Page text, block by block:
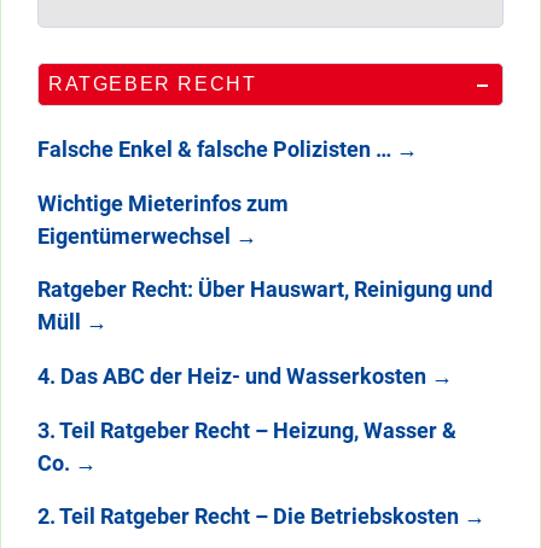
RATGEBER RECHT
Falsche Enkel & falsche Polizisten … →
Wichtige Mieterinfos zum
Eigentümerwechsel →
Ratgeber Recht: Über Hauswart, Reinigung und
Müll
→
4. Das ABC der Heiz- und Wasserkosten →
3. Teil Ratgeber Recht – Heizung, Wasser &
Co. →
2. Teil Ratgeber Recht – Die Betriebskosten →